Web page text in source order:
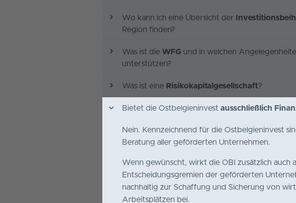
Wo kann ich eine Übersicht der
Region finden?
Was ist die WFG und in welchen
unterstützen?
Was ist eine Risikokapitalgesellschaft?
Bietet die Ostbelgieninvest ausschließlich
Nein. Kennzeichnend für die Ostbelgieninvest
Beratung aller geförderten Unternehmen.
Wenn gewünscht, wirkt die OBI zusätzlich auch
Entscheidungsgremien der geförderten
nachhaltig zur Schaffung und Sicherung von
Arbeitsplätzen bei.
Bietet die Ostbelgieninvest ausschließlich
Nein. Kennzeichnend für die Ostbelgieninvest
Beratung aller geförderten Unternehmen.
Wenn gewünscht, wirkt die OBI zusätzlich auch
Entscheidungsgremien der geförderten
nachhaltig zur Schaffung und Sicherung von
Arbeitsplätzen bei.